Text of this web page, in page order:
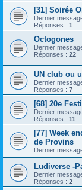
[31] Soirée
Dernier
Réponses : 1
Octogones
Dernier
Réponses : 22
UN club ou
Dernier
Réponses : 7
[68] 20e
Dernier
Réponses : 11
[77] Week
de Provins
Dernier
Ludiverse -
Dernier
Réponses : 2